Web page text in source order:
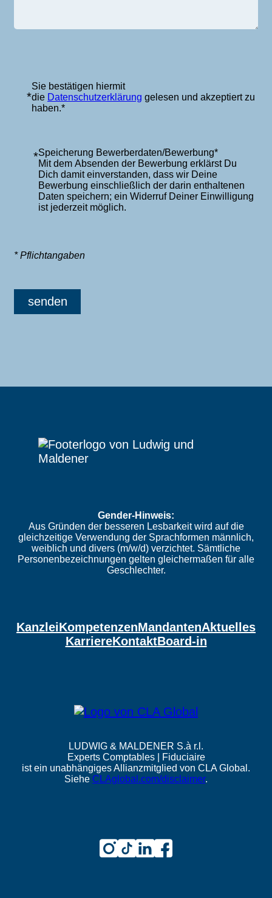
*
Sie bestätigen hiermit
die Datenschutzerklärung gelesen und akzeptiert zu
haben.*
*Speicherung Bewerberdaten/Bewerbung*
Mit dem Absenden der Bewerbung erklärst Du
Dich damit einverstanden, dass wir Deine
Bewerbung einschließlich der darin enthaltenen
Daten speichern; ein Widerruf Deiner Einwilligung
ist jederzeit möglich.
* Pflichtangaben
senden
Gender-Hinweis:
Aus Gründen der besseren Lesbarkeit wird auf die
gleichzeitige Verwendung der Sprachformen männlich,
weiblich und divers (m/w/d) verzichtet. Sämtliche
Personenbezeichnungen gelten gleichermaßen für alle
Geschlechter.
KanzleiKompetenzenMandantenAktuelles
KarriereKontaktBoard-in
LUDWIG & MALDENER S.à r.l.
Experts Comptables | Fiduciaire
ist ein unabhängiges Allianzmitglied von CLA Global.
Siehe CLAglobal.com/disclaimer.